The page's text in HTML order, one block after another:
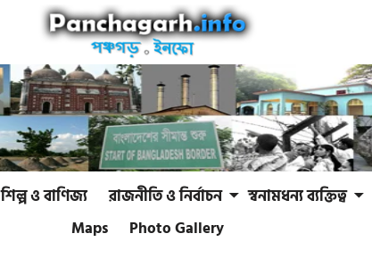
শিল্প ও বাণিজ্য রাজনীতি ও নির্বাচন স্বনামধন্য ব্যক্তিত্ব
Maps
Photo Gallery